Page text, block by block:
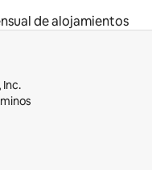
de alojamientos